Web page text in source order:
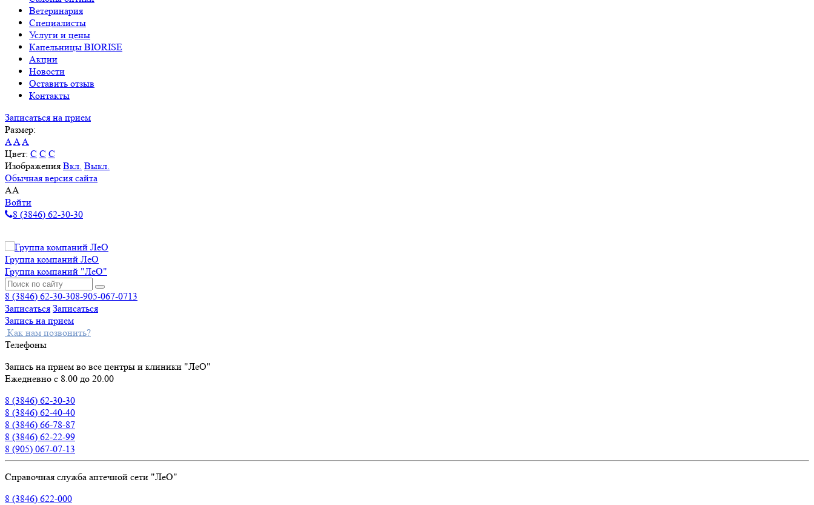
Ветеринария
Специалисты
Услуги и цены
Капельницы BIORISE
Акции
Новости
Оставить отзыв
Контакты
Записаться на прием
Размер:
AAA
Цвет: C C C
Изображения Вкл. Выкл.
Обычная версия сайта
AA
Войти
8 (3846) 62-30-30
Группа компаний ЛеО
Группа компаний "ЛеО"
8 (3846) 62-30-308-905-067-0713
Записаться Записаться
Запись на прием
Как нам позвонить?
Телефоны
Запись на прием во все центры и клиники "ЛеО"
Ежедневно с 8.00 до 20.00
8 (3846) 62-30-30
8 (3846) 62-40-40
8 (3846) 66-78-87
8 (3846) 62-22-99
8 (905) 067-07-13
Справочная служба аптечной сети "ЛеО"
8 (3846) 622-000